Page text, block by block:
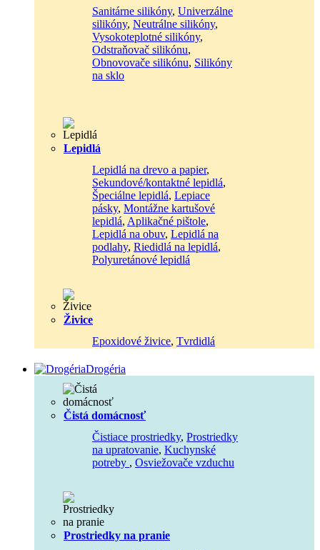
Sanitárne silikóny, Univerzálne
silikóny, Neutrálne silikóny,
Vysokoteplotné silikóny,
Odstraňovač silikónu,
Obnovovače silikónu, Silikóny
na sklo
Lepidlá
Lepidlá na drevo a papier,
Sekundové/kontaktné lepidlá,
Špeciálne lepidlá, Lepiace
pásky, Montážne kartušové
lepidlá, Aplikačné pištole,
Lepidlá na obuv, Lepidlá na
podlahy, Riedidlá na lepidlá,
Polyuretánové lepidlá
Živice
Epoxidové živice, Tvrdidlá
Drogéria
Čistá domácnosť
Čistiace prostriedky, Prostriedky
na upratovanie, Kuchynské
potreby , Osviežovače vzduchu
Prostriedky na pranie